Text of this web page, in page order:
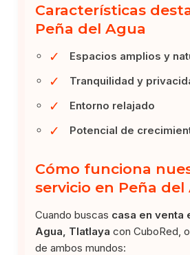
Características
Peña del Agua
✓ Espacios amplios y
✓ Tranquilidad y
✓ Entorno relajado
✓ Potencial de
Cómo funciona
servicio en Peña del
Cuando buscas casa en venta
Agua, Tlatlaya con CuboRed,
de ambos mundos: